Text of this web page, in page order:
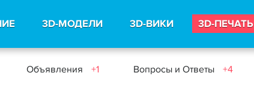
3D-МОДЕЛИ 3D-ВИКИ 3D-ПЕЧАТЬ
Объявления +1 Вопросы и Ответы +4